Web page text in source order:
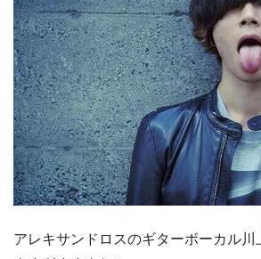
アレキサンドロスのギターボーカル川